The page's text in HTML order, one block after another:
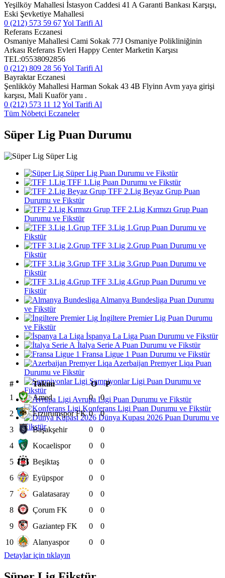
Yeşilköy Mahallesi İstasyon Caddesi 41 A Garanti Bankası Karşışı,
Eski Şevketiye Mahallesi
0 (212) 573 59 67Yol Tarifi Al
Referans Eczanesi
Osmaniye Mahallesi Cami Sokak 77J Osmaniye Polikliniğinin
Arkası Referans Evleri Happy Center Marketin Karşısı
TEL:05538092856
0 (212) 809 28 56Yol Tarifi Al
Bayraktar Eczanesi
Şenlikköy Mahallesi Harman Sokak 43 4B Flyinn Avm yaya girişi
karşısı, Mali Kuaför yanı .
0 (212) 573 11 12 Yol Tarifi Al
Tüm Nöbetçi Eczaneler
Süper Lig Puan Durumu
Süper Lig
Süper Lig Puan Durumu ve Fikstür
TFF 1.Lig Puan Durumu ve Fikstür
TFF 2.Lig Beyaz Grup Puan
Durumu ve Fikstür
TFF 2.Lig Kırmızı Grup Puan
Durumu ve Fikstür
TFF 3.Lig 1.Grup Puan Durumu ve
Fikstür
TFF 3.Lig 2.Grup Puan Durumu ve
Fikstür
TFF 3.Lig 3.Grup Puan Durumu ve
Fikstür
TFF 3.Lig 4.Grup Puan Durumu ve
Fikstür
Almanya Bundesliga Puan Durumu
ve Fikstür
İngiltere Premier Lig Puan Durumu
ve Fikstür
İspanya La Liga Puan Durumu ve Fikstür
İtalya Serie A Puan Durumu ve Fikstür
Fransa Ligue 1 Puan Durumu ve Fikstür
Azerbaijan Premyer Liqa Puan
Durumu ve Fikstür
Şampiyonlar Ligi Puan Durumu ve
Fikstür
Avrupa Ligi Puan Durumu ve Fikstür
Konferans Ligi Puan Durumu ve Fikstür
Dünya Kupası 2026 Puan Durumu ve
Fikstür
# Takım O
P
1
Amed 0
0
2
Erzurumspor FK 0
0
3
Başakşehir 0
0
4
Kocaelispor 0
0
5
Beşiktaş 0
0
6
Eyüpspor 0
0
7
Galatasaray 0
0
8
Çorum FK 0
0
9
Gaziantep FK 0
0
10
Alanyaspor 0
0
Detaylar için tıklayın